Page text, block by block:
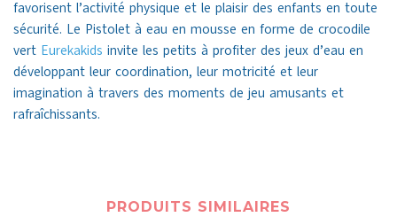
favorisent l’activité physique et le plaisir des enfants en toute
sécurité. Le Pistolet à eau en mousse en forme de crocodile
vert Eurekakids invite les petits à profiter des jeux d’eau en
développant leur coordination, leur motricité et leur
imagination à travers des moments de jeu amusants et
rafraîchissants.
PRODUITS SIMILAIRES